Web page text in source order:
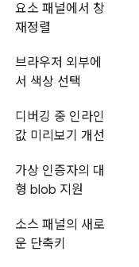
요소 패널에서 창
재정렬
브라우저 외부에
서 색상 선택
디버깅 중 인라인
값 미리보기 개선
가상 인증자의 대
형 blob 지원
소스 패널의 새로
운 단축키